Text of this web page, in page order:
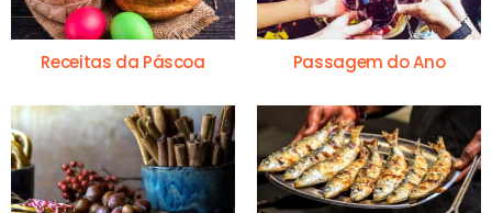
Receitas da Páscoa Passagem do Ano